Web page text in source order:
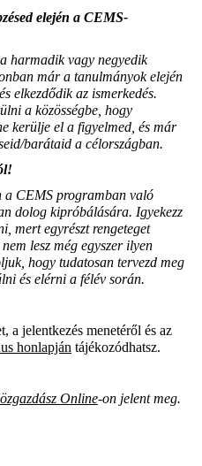
elején a CEMS-
harmadik vagy negyedik
már a tanulmányok elején
elkezdődik az ismerkedés.
a közösségbe, hogy
kerülje el a figyelmed, és már
barátaid a célországban.
a CEMS programban való
dolog kipróbálására. Igyekezz
mert egyrészt rengeteget
lesz még egyszer ilyen
hogy tudatosan tervezd meg
és elérni a félév során.
a jelentkezés menetéről és az
honlapján tájékozódhatsz.
Online-on jelent meg.